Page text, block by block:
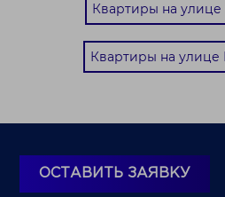
Квартиры на улице
Квартиры на
ОСТАВИТЬ ЗАЯВКУ